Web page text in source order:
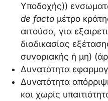
Υποδοχής))
de factoμέτρο
αιτούσα, για
διαδικασίας
συνοριακής ή μη)
Δυνατότητα
Δυνατότητα
και χωρίς